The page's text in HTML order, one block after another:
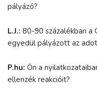
pályázó?
L.J.: 80-90 százalékban a
egyedül pályázott az
P.hu: Ön a
ellenzék reakcióit?